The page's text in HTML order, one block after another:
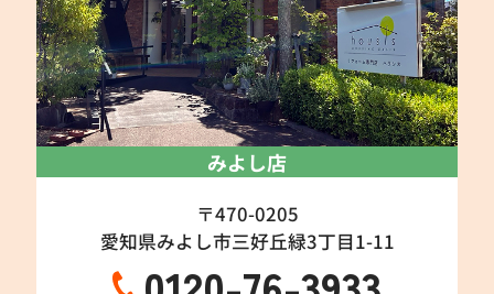
みよし店
〒470-0205
愛知県みよし市三好丘緑3丁目1-11